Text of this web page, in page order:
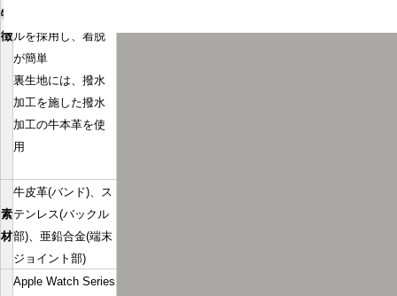
特
徴ルを採用し、着脱
が簡単
裏生地には、撥水
加工を施した撥水
加工の牛本革を使
用
素
材
牛皮革(バンド)、ス
テンレス(バックル
部)、亜鉛合金(端末
ジョイント部)
Apple Watch Series